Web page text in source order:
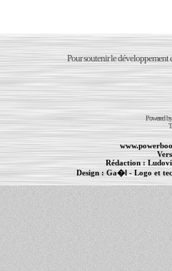
Pour soutenir le développement
Powered
Rédaction :
Design :Ga�l- Logo et